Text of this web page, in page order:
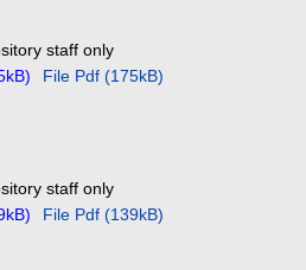
staff only
File Pdf (175kB)
staff only
File Pdf (139kB)